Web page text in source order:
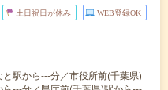
土日祝日が休み WEB登録OK
駅から---分／市役所前(千葉県)